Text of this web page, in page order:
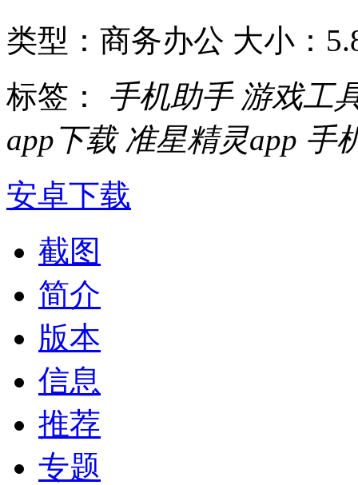
类型：商务办公 大小：
标签： 手机助手 游戏工
app下载 准星精灵app 手
安卓下载
截图
简介
版本
信息
推荐
专题